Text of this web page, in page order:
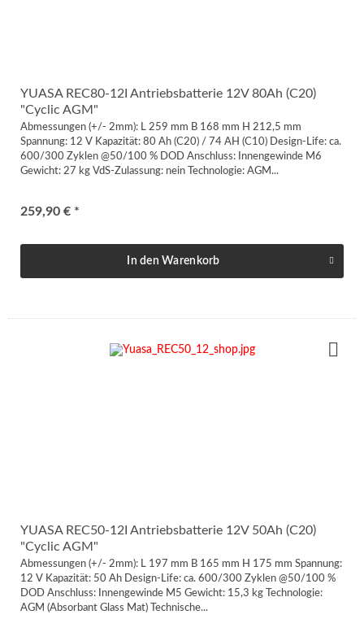
YUASA REC80-12I Antriebsbatterie 12V 80Ah (C20)
"Cyclic AGM"
Abmessungen (+/- 2mm): L 259 mm B 168 mm H 212,5 mm
Spannung: 12 V Kapazität: 80 Ah (C20) / 74 AH (C10) Design-Life: ca.
600/300 Zyklen @50/100 % DOD Anschluss: Innengewinde M6
Gewicht: 27 kg VdS-Zulassung: nein Technologie: AGM...
259,90 € *
In den Warenkorb
YUASA REC50-12I Antriebsbatterie 12V 50Ah (C20)
"Cyclic AGM"
Abmessungen (+/- 2mm): L 197 mm B 165 mm H 175 mm Spannung:
12 V Kapazität: 50 Ah Design-Life: ca. 600/300 Zyklen @50/100 %
DOD Anschluss: Innengewinde M5 Gewicht: 15,3 kg Technologie:
AGM (Absorbant Glass Mat) Technische...